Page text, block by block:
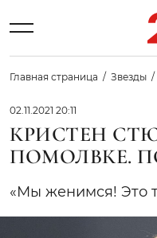
Главная страница Звезды
02.11.2021 20:11
КРИСТЕН
ПОМОЛВКЕ.
«Мы женимся! Это